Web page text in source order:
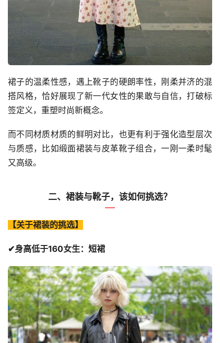
裙子的温柔性感，遇上靴子的硬朗率性，刚柔并济的混
搭风格，恰好展现了新一代女性的果敢与自信，打破标
签定义，重塑时尚新概念。
而不同材质材质的鲜明对比，也更有利于强化造型层次
与质感，比如缎面裙装与皮革靴子组合，一刚一柔时髦
又高级。
二、裙装与靴子，该如何挑选？
【关于裙装的挑选】
✔身高低于160女生：短裙